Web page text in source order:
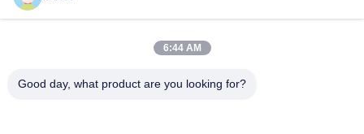
Kategorie
Włókna poliestrowe o niskim stopniu topnienia
6:44 AM
Good day, what product are you looking for?